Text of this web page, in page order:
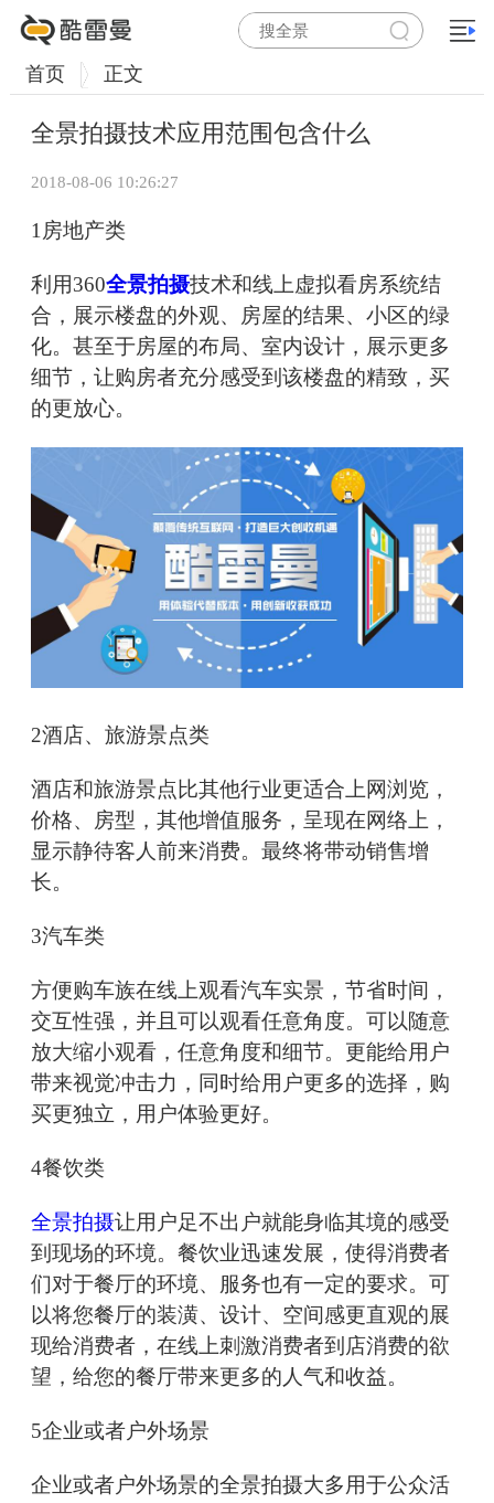
首页 正文
全景拍摄技术应用范围包含什么
2018-08-06 10:26:27
1房地产类
利用360全景拍摄技术和线上虚拟看房系统结
合，展示楼盘的外观、房屋的结果、小区的绿
化。甚至于房屋的布局、室内设计，展示更多
细节，让购房者充分感受到该楼盘的精致，买
的更放心。
2酒店、旅游景点类
酒店和旅游景点比其他行业更适合上网浏览，
价格、房型，其他增值服务，呈现在网络上，
显示静待客人前来消费。最终将带动销售增
长。
3汽车类
方便购车族在线上观看汽车实景，节省时间，
交互性强，并且可以观看任意角度。可以随意
放大缩小观看，任意角度和细节。更能给用户
带来视觉冲击力，同时给用户更多的选择，购
买更独立，用户体验更好。
4餐饮类
全景拍摄让用户足不出户就能身临其境的感受
到现场的环境。餐饮业迅速发展，使得消费者
们对于餐厅的环境、服务也有一定的要求。可
以将您餐厅的装潢、设计、空间感更直观的展
现给消费者，在线上刺激消费者到店消费的欲
望，给您的餐厅带来更多的人气和收益。
5企业或者户外场景
企业或者户外场景的全景拍摄大多用于公众活